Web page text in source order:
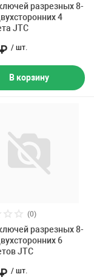
разрезных 8-
4
JTC
/ шт.
В корзину
(0)
разрезных 8-
6
JTC
/ шт.